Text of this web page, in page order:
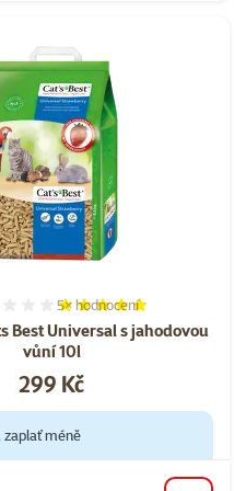
Best Universal s jahodovou
vůní 10l
Hodnocení 100%, počet
5× hodnocení
Cena
299 Kč
zaplať méně